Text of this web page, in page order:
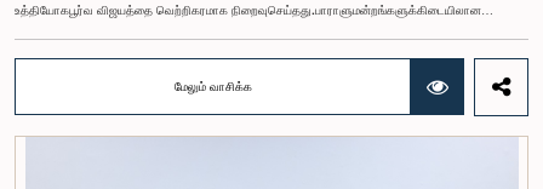
உத்தியோகபூர்வ விஜயத்தை வெற்றிகரமாக நிறைவுசெய்தது.பாராளுமன்றங்களுக்கிடையிலான
நோக்கங்களாக அமைந்தன.சீனாவுக்கு விஜயம் மேற்கொண்ட தூதுக் குழுவிற்கு கௌரவ மகளிர் மற்றும்
சிறுவர் அலுவல்கள் அமைச்சர் சரோஜா சாவித்திரி போல்ராஜ் அவர்கள் தலைமைதாங்கியதுடன், இதில்
கௌரவ பாராளுமன்ற உறுப்பினர்களான ரோஹிணி குமாரி விஜேரத்ன, ஓஷானி உமங்கா, சட்டத்தரணி
நிலந்தி கொட்டஹச்சி, எம்.ஏ.சி.எஸ். சதுரி கங்கானி, சட்டத்தரணி நிலுஷா லக்மாலி கமகே,
மேலும் வாசிக்க